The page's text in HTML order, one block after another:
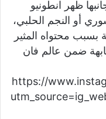
ظهر انطونيو
أو النجم الحلبي،
بسبب محتواه المثير
ضمن عالم فان
https://